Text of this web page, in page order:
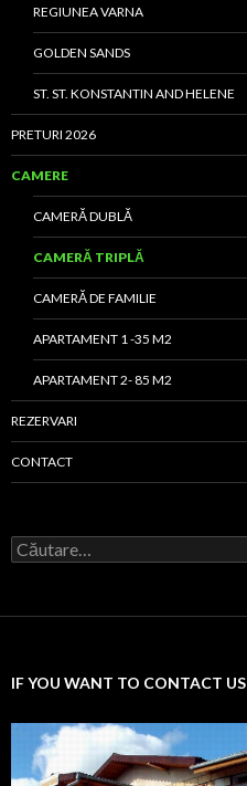
REGIUNEA VARNA
GOLDEN SANDS
ST. ST. KONSTANTIN AND HELENE
PRETURI 2026
CAMERE
CAMERĂ DUBLĂ
CAMERĂ TRIPLĂ
CAMERĂ DE FAMILIE
APARTAMENT 1 -35 M2
APARTAMENT 2- 85 M2
REZERVARI
CONTACT
Caută
după:
IF YOU WANT TO CONTACT US